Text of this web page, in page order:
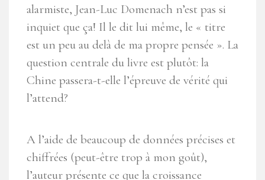
alarmiste, Jean-Luc Domenach n’est pas si
inquiet que ça! Il le dit lui même, le « titre
est un peu au delà de ma propre pensée ». La
question centrale du livre est plutôt: la
Chine passera-t-elle l’épreuve de vérité qui
l’attend?
A l’aide de beaucoup de données précises et
chiffrées (peut-être trop à mon goût),
l’auteur présente ce que la croissance